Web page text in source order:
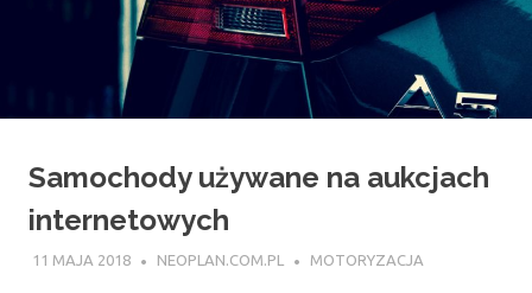
Samochody używane na aukcjach
internetowych
11 MAJA 2018 NEOPLAN.COM.PL MOTORYZACJA